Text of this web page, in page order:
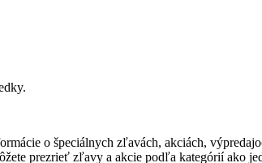
o špeciálnych zľavách, akciách,
prezrieť zľavy a akcie podľa kategórií ako